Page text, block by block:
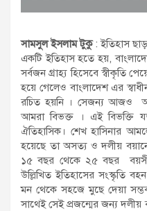
সামসুল ইসলাম টুকু: ইতিহাস
একটি ইতিহাস হতে হয়,
সর্বজন গ্রাহ্য হিসেবে স্বীকৃতি
হয়ে গেলেও বাংলাদেশ এর
রচিত হয়নি । সেজন্য আজও
আমরা বিভক্ত । এই বিভক্তি
ঐতিহাসিক। শেখ হাসিনার
হয়েছে তা অসত্য ও দলীয়
১৫ বছর থেকে ২৫ বছর বয়সী
উল্লিখিত ইতিহাসের সংস্কৃতি
মন থেকে সহজে মুছে দেয়া সম্ভব
সাথেই সেই প্রজন্মের জন্য